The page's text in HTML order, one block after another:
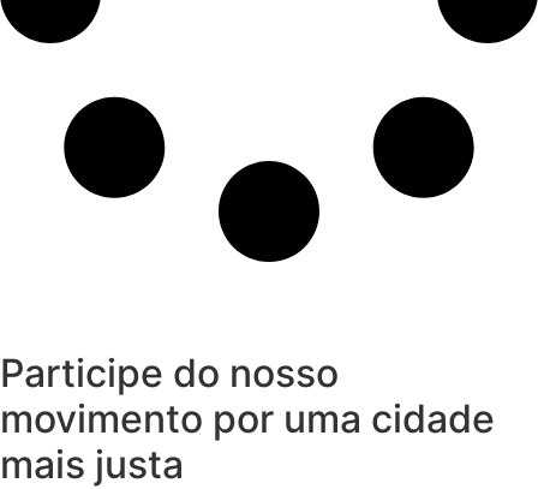
Participe do nosso
movimento por uma cidade
mais justa